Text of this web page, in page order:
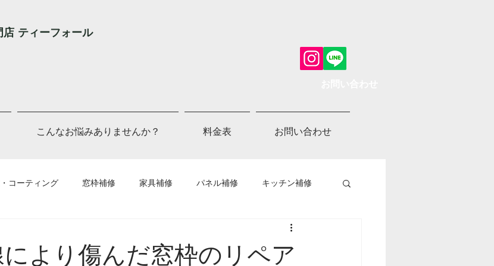
ティーフォール
こんなお悩みありませんか？ 料金表 お問い合わせ
コーティング 窓枠補修 家具補修 パネル補修 キッチン補修
より傷んだ窓枠のリペア